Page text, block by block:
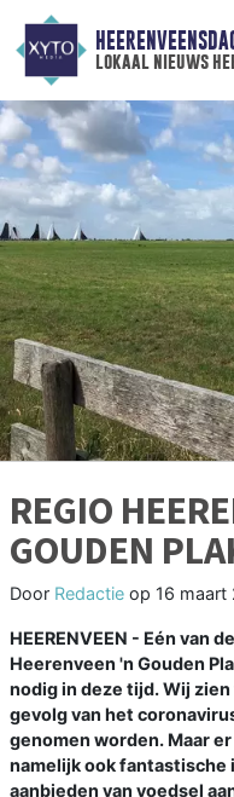
lokaal nieuws
REGIO
GOUDEN
Door Redactie op 16 maart
HEERENVEEN - Eén van
Heerenveen 'n Gouden
nodig in deze tijd. Wij
gevolg van het
genomen worden. Maar
namelijk ook
aanbieden van voedsel